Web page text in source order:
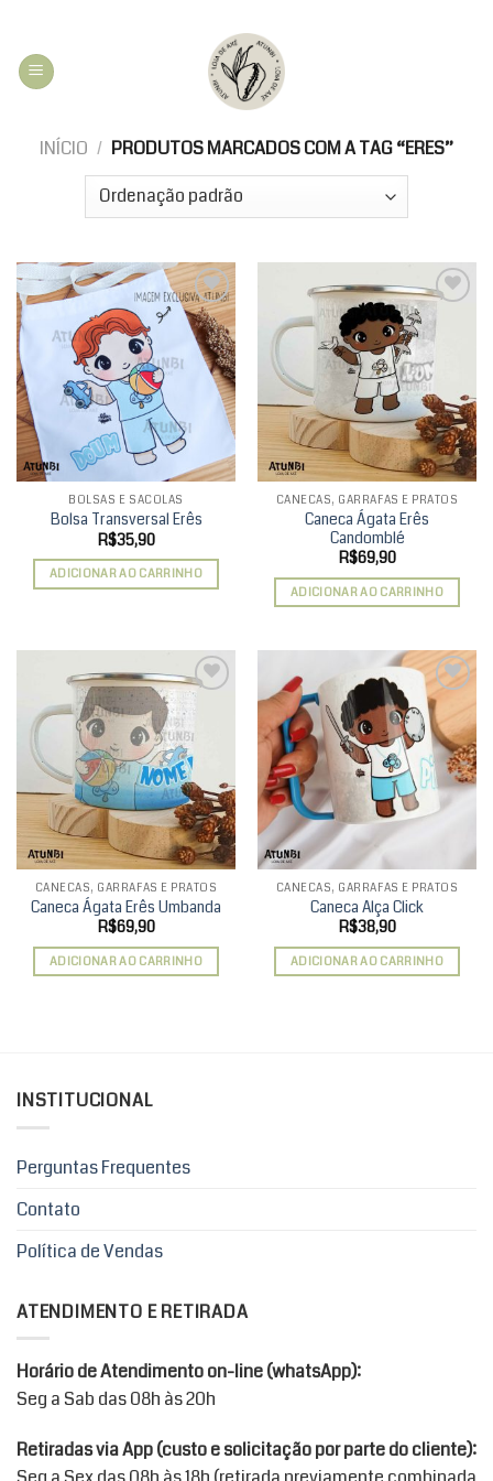
content
INÍCIO / PRODUTOS MARCADOS COM A TAG “ERES”
Add to
wishlist
BOLSAS E SACOLAS
Bolsa Transversal Erês
R$35,90
ADICIONAR AO CARRINHO
Add to
wishlist
CANECAS, GARRAFAS E PRATOS
Caneca Ágata Erês
Candomblé
R$69,90
ADICIONAR AO CARRINHO
Add to
wishlist
CANECAS, GARRAFAS E PRATOS
Caneca Ágata Erês Umbanda
R$69,90
ADICIONAR AO CARRINHO
Add to
wishlist
CANECAS, GARRAFAS E PRATOS
Caneca Alça Click
R$38,90
ADICIONAR AO CARRINHO
INSTITUCIONAL
Perguntas Frequentes
Contato
Política de Vendas
ATENDIMENTO E RETIRADA
Horário de Atendimento on-line (whatsApp):
Seg a Sab das 08h às 20h
Retiradas via App (custo e solicitação por parte do cliente):